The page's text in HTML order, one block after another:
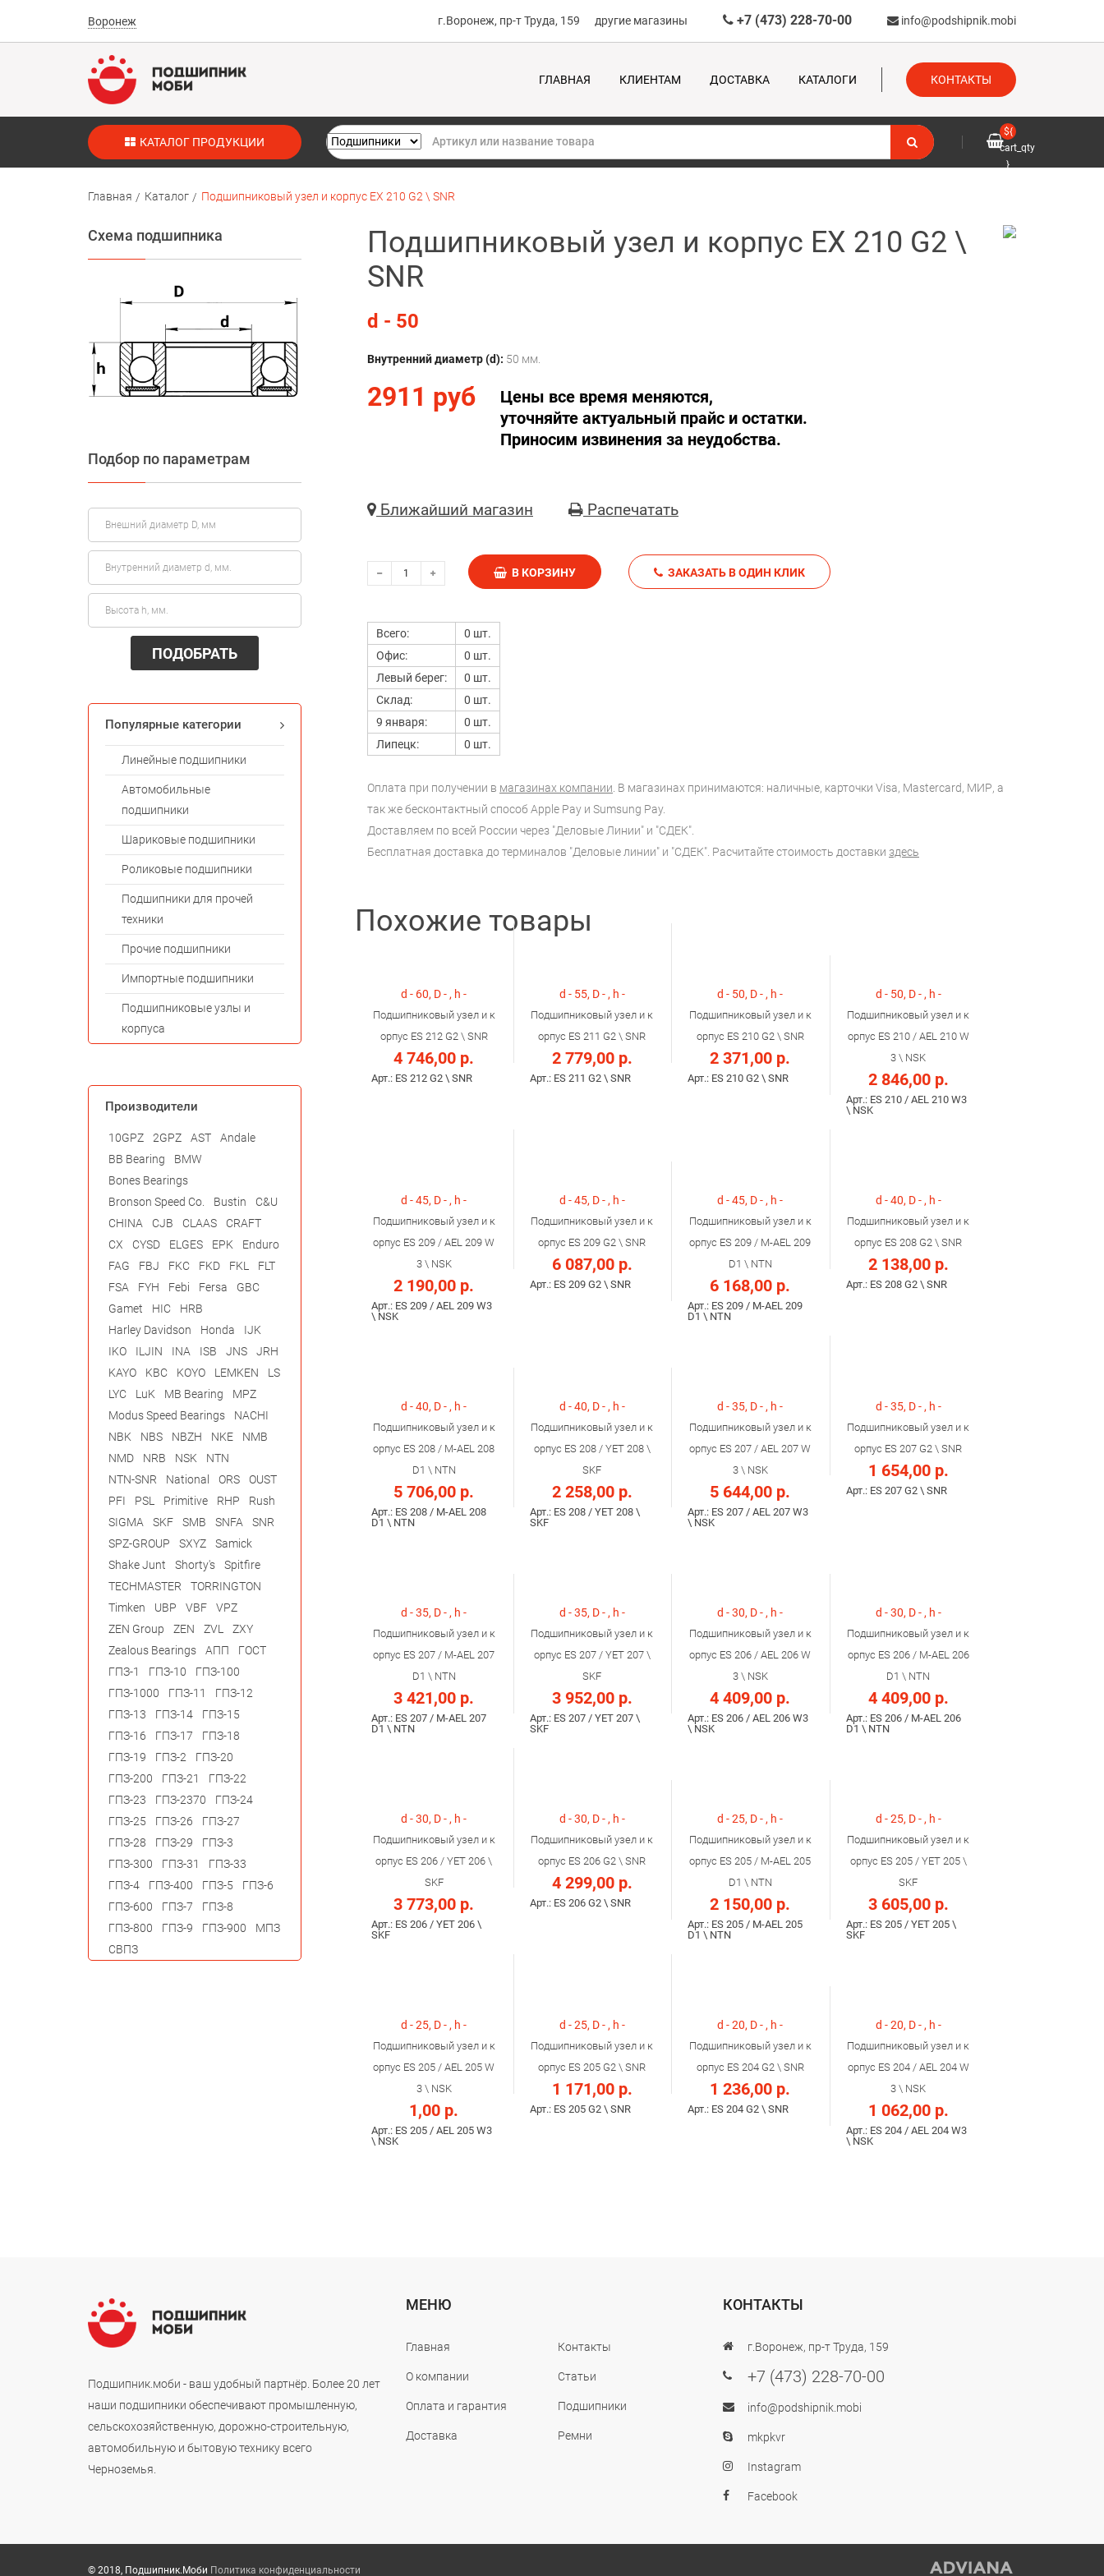
Воронеж г.Воронеж, пр-т Труда, 159 другие магазины +7 (473) 228-70-00 info@podshipnik.mobi
ГЛАВНАЯ КЛИЕНТАМ ДОСТАВКА КАТАЛОГИ КОНТАКТЫ
КАТАЛОГ ПРОДУКЦИИ
${
cart_qty
}
Главная Каталог Подшипниковый узел и корпус EX 210 G2 \ SNR
Подшипниковый узел и корпус EX 210 G2 \
SNR
d - 50
Внутренний диаметр (d): 50 мм.
2911 руб
Цены все время меняются,
уточняйте актуальный прайс и остатки.
Приносим извинения за неудобства.
Ближайший магазин Распечатать
В КОРЗИНУ ЗАКАЗАТЬ В ОДИН КЛИК
Всего:
0 шт.
Офис:
0 шт.
Левый берег:
0 шт.
Склад:
0 шт.
9 января:
0 шт.
Липецк:
0 шт.
Оплата при получении в магазинах компании. В магазинах принимаются: наличные, карточки Visa, Mastercard, МИР, а
так же бесконтактный способ Apple Pay и Sumsung Pay.
Доставляем по всей России через "Деловые Линии" и "СДЕК".
Бесплатная доставка до терминалов "Деловые линии" и "СДЕК". Расчитайте стоимость доставки здесь
Похожие товары
d - 60, D - , h -
Подшипниковый узел и к
орпус ES 212 G2 \ SNR
4 746,00 р.
Арт.: ES 212 G2 \ SNR
d - 55, D - , h -
Подшипниковый узел и к
орпус ES 211 G2 \ SNR
2 779,00 р.
Арт.: ES 211 G2 \ SNR
d - 50, D - , h -
Подшипниковый узел и к
орпус ES 210 G2 \ SNR
2 371,00 р.
Арт.: ES 210 G2 \ SNR
d - 50, D - , h -
Подшипниковый узел и к
орпус ES 210 / AEL 210 W
3 \ NSK
2 846,00 р.
Арт.: ES 210 / AEL 210 W3
\ NSK
d - 45, D - , h -
Подшипниковый узел и к
орпус ES 209 / AEL 209 W
3 \ NSK
2 190,00 р.
Арт.: ES 209 / AEL 209 W3
\ NSK
d - 45, D - , h -
Подшипниковый узел и к
орпус ES 209 G2 \ SNR
6 087,00 р.
Арт.: ES 209 G2 \ SNR
d - 45, D - , h -
Подшипниковый узел и к
орпус ES 209 / M-AEL 209
D1 \ NTN
6 168,00 р.
Арт.: ES 209 / M-AEL 209
D1 \ NTN
d - 40, D - , h -
Подшипниковый узел и к
орпус ES 208 G2 \ SNR
2 138,00 р.
Арт.: ES 208 G2 \ SNR
d - 40, D - , h -
Подшипниковый узел и к
орпус ES 208 / M-AEL 208
D1 \ NTN
5 706,00 р.
Арт.: ES 208 / M-AEL 208
D1 \ NTN
d - 40, D - , h -
Подшипниковый узел и к
орпус ES 208 / YET 208 \
SKF
2 258,00 р.
Арт.: ES 208 / YET 208 \
SKF
d - 35, D - , h -
Подшипниковый узел и к
орпус ES 207 / AEL 207 W
3 \ NSK
5 644,00 р.
Арт.: ES 207 / AEL 207 W3
\ NSK
d - 35, D - , h -
Подшипниковый узел и к
орпус ES 207 G2 \ SNR
1 654,00 р.
Арт.: ES 207 G2 \ SNR
d - 35, D - , h -
Подшипниковый узел и к
орпус ES 207 / M-AEL 207
D1 \ NTN
3 421,00 р.
Арт.: ES 207 / M-AEL 207
D1 \ NTN
d - 35, D - , h -
Подшипниковый узел и к
орпус ES 207 / YET 207 \
SKF
3 952,00 р.
Арт.: ES 207 / YET 207 \
SKF
d - 30, D - , h -
Подшипниковый узел и к
орпус ES 206 / AEL 206 W
3 \ NSK
4 409,00 р.
Арт.: ES 206 / AEL 206 W3
\ NSK
d - 30, D - , h -
Подшипниковый узел и к
орпус ES 206 / M-AEL 206
D1 \ NTN
4 409,00 р.
Арт.: ES 206 / M-AEL 206
D1 \ NTN
d - 30, D - , h -
Подшипниковый узел и к
орпус ES 206 / YET 206 \
SKF
3 773,00 р.
Арт.: ES 206 / YET 206 \
SKF
d - 30, D - , h -
Подшипниковый узел и к
орпус ES 206 G2 \ SNR
4 299,00 р.
Арт.: ES 206 G2 \ SNR
d - 25, D - , h -
Подшипниковый узел и к
орпус ES 205 / M-AEL 205
D1 \ NTN
2 150,00 р.
Арт.: ES 205 / M-AEL 205
D1 \ NTN
d - 25, D - , h -
Подшипниковый узел и к
орпус ES 205 / YET 205 \
SKF
3 605,00 р.
Арт.: ES 205 / YET 205 \
SKF
d - 25, D - , h -
Подшипниковый узел и к
орпус ES 205 / AEL 205 W
3 \ NSK
1,00 р.
Арт.: ES 205 / AEL 205 W3
\ NSK
d - 25, D - , h -
Подшипниковый узел и к
орпус ES 205 G2 \ SNR
1 171,00 р.
Арт.: ES 205 G2 \ SNR
d - 20, D - , h -
Подшипниковый узел и к
орпус ES 204 G2 \ SNR
1 236,00 р.
Арт.: ES 204 G2 \ SNR
d - 20, D - , h -
Подшипниковый узел и к
орпус ES 204 / AEL 204 W
3 \ NSK
1 062,00 р.
Арт.: ES 204 / AEL 204 W3
\ NSK
Схема подшипника
Подбор по параметрам
ПОДОБРАТЬ
Популярные категории
Линейные подшипники
Автомобильные
подшипники
Шариковые подшипники
Роликовые подшипники
Подшипники для прочей
техники
Прочие подшипники
Импортные подшипники
Подшипниковые узлы и
корпуса
Производители
10GPZ 2GPZ AST
Andale
BB Bearing
BMW
Bones Bearings
Bronson Speed Co.
Bustin
C&U
CHINA
CJB CLAAS
CRAFT
CX
CYSD ELGES EPK
Enduro
FAG
FBJ FKC FKD FKL
FLT
FSA
FYH Febi Fersa
GBC
Gamet
HIC
HRB
Harley Davidson
Honda
IJK
IKO
ILJIN INA ISB JNS
JRH
KAYO
KBC KOYO LEMKEN
LS
LYC
LuK MB Bearing
MPZ
Modus Speed Bearings
NACHI
NBK
NBS NBZH NKE
NMB
NMD
NRB NSK
NTN
NTN-SNR
National ORS
OUST
PFI
PSL Primitive RHP
Rush
SIGMA
SKF SMB SNFA
SNR
SPZ-GROUP
SXYZ
Samick
Shake Junt
Shorty's
Spitfire
TECHMASTER
TORRINGTON
Timken
UBP VBF
VPZ
ZEN Group
ZEN ZVL
ZXY
Zealous Bearings
АПП
ГОСТ
ГПЗ-1
ГПЗ-10
ГПЗ-100
ГПЗ-1000
ГПЗ-11
ГПЗ-12
ГПЗ-13
ГПЗ-14
ГПЗ-15
ГПЗ-16
ГПЗ-17
ГПЗ-18
ГПЗ-19
ГПЗ-2
ГПЗ-20
ГПЗ-200
ГПЗ-21
ГПЗ-22
ГПЗ-23
ГПЗ-2370
ГПЗ-24
ГПЗ-25
ГПЗ-26
ГПЗ-27
ГПЗ-28
ГПЗ-29
ГПЗ-3
ГПЗ-300
ГПЗ-31
ГПЗ-33
ГПЗ-4
ГПЗ-400 ГПЗ-5
ГПЗ-6
ГПЗ-600
ГПЗ-7
ГПЗ-8
ГПЗ-800
ГПЗ-9 ГПЗ-900
МПЗ
СВПЗ
Подшипник.моби - ваш удобный партнёр. Более 20 лет
наши подшипники обеспечивают промышленную,
сельскохозяйственную, дорожно-строительную,
автомобильную и бытовую технику всего
Черноземья.
МЕНЮ
Главная
О компании
Оплата и гарантия
Доставка
Контакты
Статьи
Подшипники
Ремни
КОНТАКТЫ
г.Воронеж, пр-т Труда, 159
+7 (473) 228-70-00
info@podshipnik.mobi
mkpkvr
Instagram
Facebook
© 2018, Подшипник.Моби Политика конфиденциальности